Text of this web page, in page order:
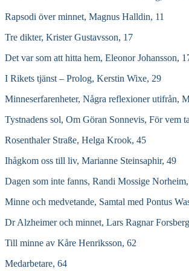
Rapsodi över minnet, Magnus Halldin, 11
Tre dikter, Krister Gustavsson, 17
Det var som att hitta hem, Eleonor Johansson,
I Rikets tjänst – Prolog, Kerstin Wixe, 29
Minneserfarenheter, Några reflexioner utifrån,
Tystnadens sol, Om Göran Sonnevis, För vem
Rosenthaler Straße, Helga Krook, 45
Ihågkom oss till liv, Marianne Steinsaphir, 49
Dagen som inte fanns, Randi Mossige Norheim,
Minne och medvetande, Samtal med Pontus
Dr Alzheimer och minnet, Lars Ragnar
Till minne av Kåre Henriksson, 62
Medarbetare, 64